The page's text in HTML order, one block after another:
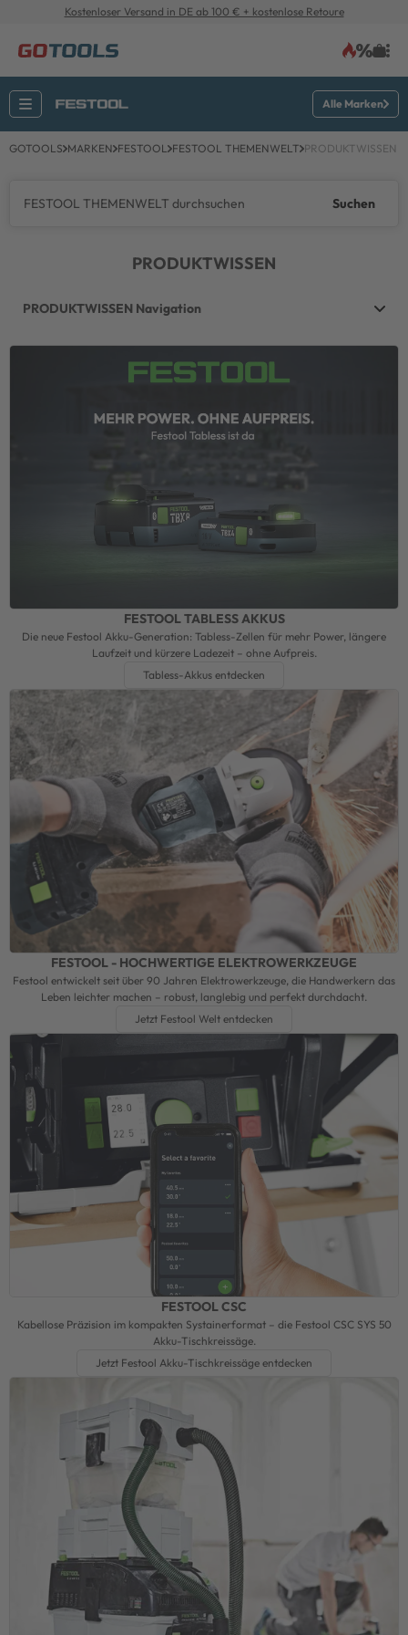
Kostenloser Versand in DE ab 100 € + kostenlose Retoure
Alle Marken
GOTOOLS MARKEN FESTOOL FESTOOL THEMENWELT PRODUKTWISSEN
Suchen
PRODUKTWISSEN
PRODUKTWISSEN Navigation
FESTOOL - HOCHWERTIGE ELEKTROWERKZEUGE
Festool entwickelt seit über 90 Jahren Elektrowerkzeuge, die Handwerkern das
Leben leichter machen – robust, langlebig und perfekt durchdacht.
Jetzt Festool Welt entdecken
FESTOOL CSC
Kabellose Präzision im kompakten Systainerformat – die Festool CSC SYS 50
Akku-Tischkreissäge.
Jetzt Festool Akku-Tischkreissäge entdecken
FESTOOL TABLESS AKKUS
Die neue Festool Akku-Generation: Tabless-Zellen für mehr Power, längere
Laufzeit und kürzere Ladezeit – ohne Aufpreis.
Tabless-Akkus entdecken